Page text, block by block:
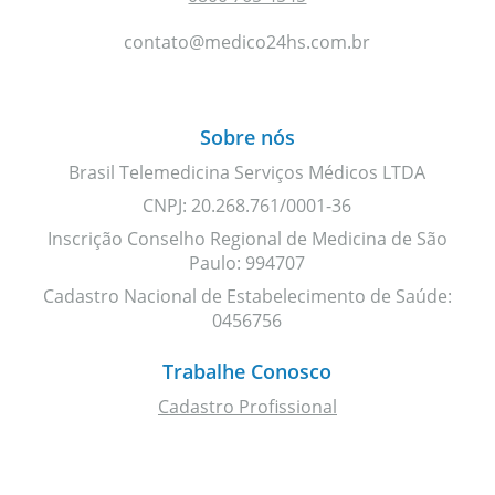
contato@medico24hs.com.br
Sobre nós
Brasil Telemedicina Serviços Médicos LTDA
CNPJ: 20.268.761/0001-36
Inscrição Conselho Regional de Medicina de São
Paulo: 994707
Cadastro Nacional de Estabelecimento de Saúde:
0456756
Trabalhe Conosco
Cadastro Profissional